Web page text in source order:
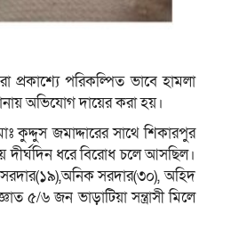
প্রকাশ্যে পরিকল্পিত ভাবে হামলা
অভিযোগ দায়ের করা হয়।
কুদ্দুস জমাদ্দারের সাথে শিকারপুর
ধরে বিরোধ চলে আসছিল।
সরদার(১৯),অনিক সরদার(৩০), অহিদ
৫/৬ জন ভাড়াটিয়া সন্ত্রাসী মিলে